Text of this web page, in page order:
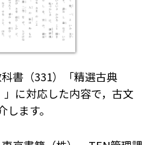
書（331）「精選古典
に対応した内容で，古文
ます。